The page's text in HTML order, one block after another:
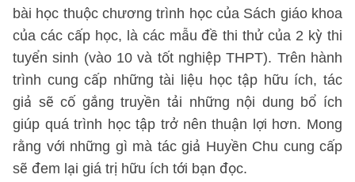
bài học thuộc chương trình học của Sách giáo khoa
của các cấp học, là các mẫu đề thi thử của 2 kỳ thi
tuyển sinh (vào 10 và tốt nghiệp THPT). Trên hành
trình cung cấp những tài liệu học tập hữu ích, tác
giả sẽ cố gắng truyền tải những nội dung bổ ích
giúp quá trình học tập trở nên thuận lợi hơn. Mong
rằng với những gì mà tác giả Huyền Chu cung cấp
sẽ đem lại giá trị hữu ích tới bạn đọc.